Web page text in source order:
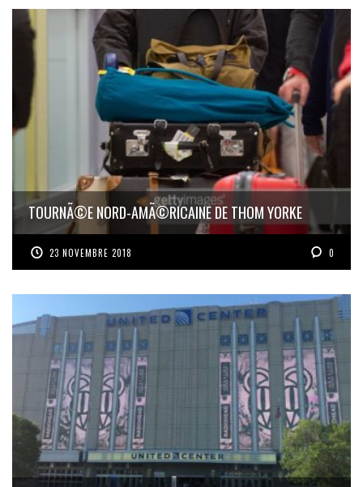
TOURNÃ©E NORD-AMÃ©RICAINE DE THOM YORKE
23 NOVEMBRE 2018 0